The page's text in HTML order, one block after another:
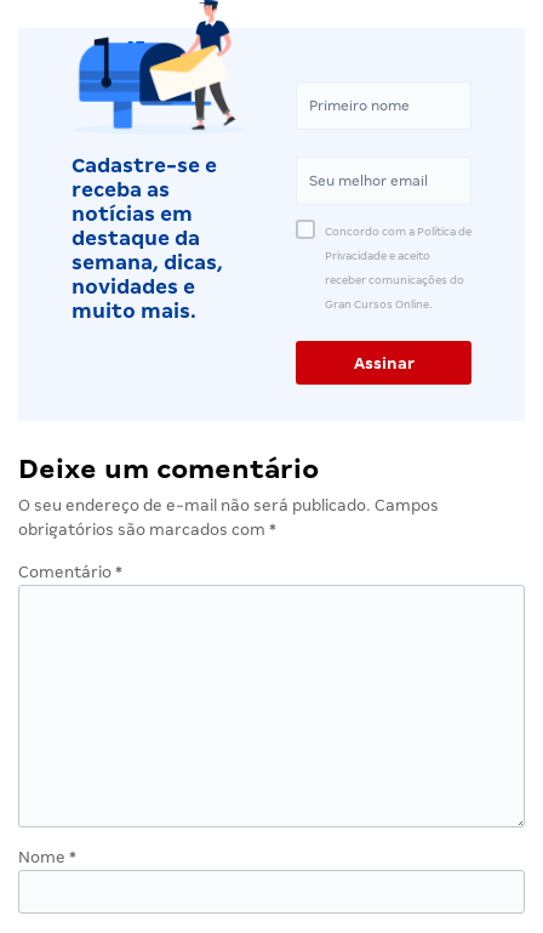
Cadastre-se e
receba as
notícias em
destaque da
semana, dicas,
novidades e
muito mais.
Concordo com a Política de
Privacidade e aceito
receber comunicações do
Gran Cursos Online.
Deixe um comentário
O seu endereço de e-mail não será publicado. Campos
obrigatórios são marcados com *
Comentário *
Nome *